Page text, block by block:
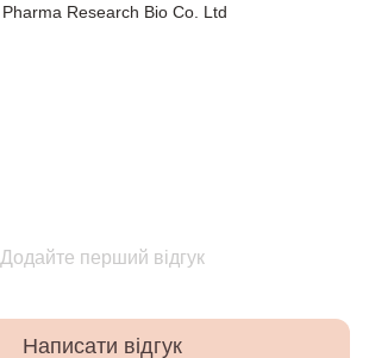
Pharma Research Bio Co. Ltd
Додайте перший відгук
Написати відгук